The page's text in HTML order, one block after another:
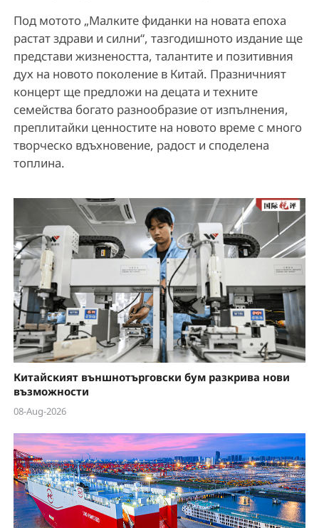
Под мотото „Малките фиданки на новата епоха
растат здрави и силни“, тазгодишното издание ще
представи жизнеността, талантите и позитивния
дух на новото поколение в Китай. Празничният
концерт ще предложи на децата и техните
семейства богато разнообразие от изпълнения,
преплитайки ценностите на новото време с много
творческо вдъхновение, радост и споделена
топлина.
Китайският външнотърговски бум разкрива нови
възможности
08-Aug-2026